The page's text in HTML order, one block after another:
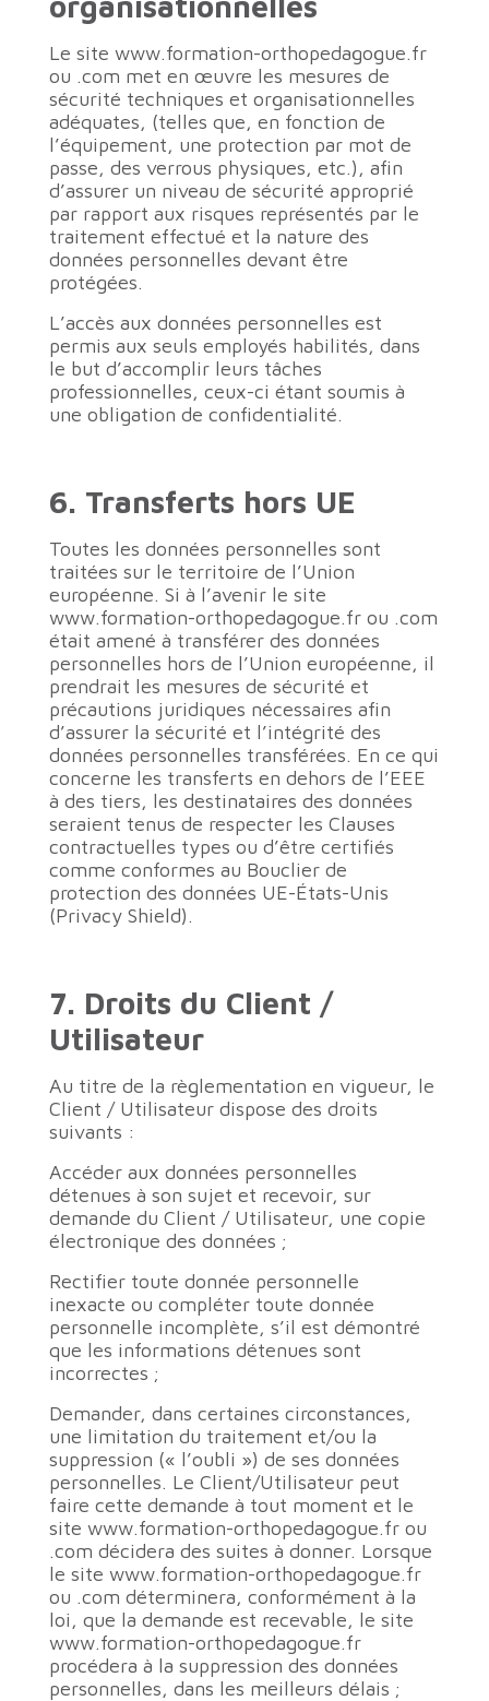
Le site www.formation-orthopedagogue.fr
ou .com met en œuvre les mesures de
sécurité techniques et organisationnelles
adéquates, (telles que, en fonction de
l’équipement, une protection par mot de
passe, des verrous physiques, etc.), afin
d’assurer un niveau de sécurité approprié
par rapport aux risques représentés par le
traitement effectué et la nature des
données personnelles devant être
protégées.
L’accès aux données personnelles est
permis aux seuls employés habilités, dans
le but d’accomplir leurs tâches
professionnelles, ceux-ci étant soumis à
une obligation de confidentialité.
6. Transferts hors UE
Toutes les données personnelles sont
traitées sur le territoire de l’Union
européenne. Si à l’avenir le site
www.formation-orthopedagogue.fr ou .com
était amené à transférer des données
personnelles hors de l’Union européenne, il
prendrait les mesures de sécurité et
précautions juridiques nécessaires afin
d’assurer la sécurité et l’intégrité des
données personnelles transférées. En ce qui
concerne les transferts en dehors de l’EEE
à des tiers, les destinataires des données
seraient tenus de respecter les Clauses
contractuelles types ou d’être certifiés
comme conformes au Bouclier de
protection des données UE-États-Unis
(Privacy Shield).
7. Droits du Client /
Utilisateur
Au titre de la règlementation en vigueur, le
Client / Utilisateur dispose des droits
suivants :
Accéder aux données personnelles
détenues à son sujet et recevoir, sur
demande du Client / Utilisateur, une copie
électronique des données ;
Rectifier toute donnée personnelle
inexacte ou compléter toute donnée
personnelle incomplète, s’il est démontré
que les informations détenues sont
incorrectes ;
Demander, dans certaines circonstances,
une limitation du traitement et/ou la
suppression (« l’oubli ») de ses données
personnelles. Le Client/Utilisateur peut
faire cette demande à tout moment et le
site www.formation-orthopedagogue.fr ou
.com décidera des suites à donner. Lorsque
le site www.formation-orthopedagogue.fr
ou .com déterminera, conformément à la
loi, que la demande est recevable, le site
www.formation-orthopedagogue.fr
procédera à la suppression des données
personnelles, dans les meilleurs délais ;